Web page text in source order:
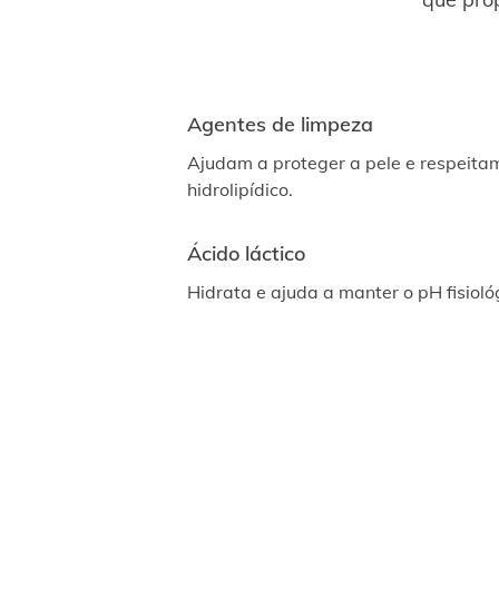
Agentes de limpeza
Ajudam a proteger a pele e
hidrolipídico.
Ácido láctico
Hidrata e ajuda a manter o pH